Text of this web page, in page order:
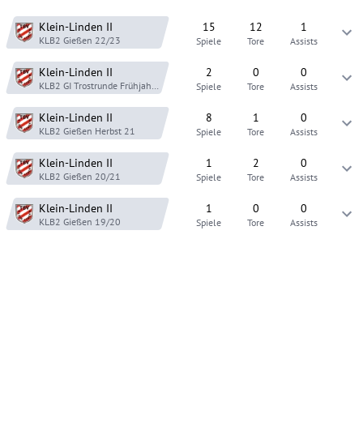
Klein-Linden II
KLB2 Gießen 22/23
15
Spiele
12
Tore
1
Assists
Klein-Linden II
KLB2 GI Trostrunde Frühjahr 22
2
Spiele
0
Tore
0
Assists
Klein-Linden II
KLB2 Gießen Herbst 21
8
Spiele
1
Tore
0
Assists
Klein-Linden II
KLB2 Gießen 20/21
1
Spiele
2
Tore
0
Assists
Klein-Linden II
KLB2 Gießen 19/20
1
Spiele
0
Tore
0
Assists